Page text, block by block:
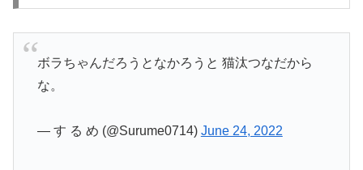
ボラちゃんだろうとなかろうと 猫汰つなだから
な。
— す る め (@Surume0714) June 24, 2022